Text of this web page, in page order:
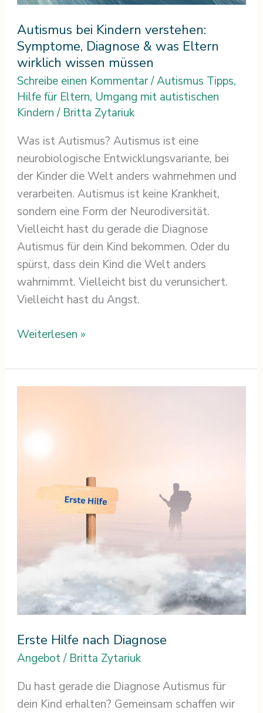
Autismus bei Kindern verstehen:
Symptome, Diagnose & was Eltern
wirklich wissen müssen
Schreibe einen Kommentar/Autismus Tipps,
Hilfe für Eltern, Umgang mit autistischen
Kindern/ Britta Zytariuk
Was ist Autismus? Autismus ist eine
neurobiologische Entwicklungsvariante, bei
der Kinder die Welt anders wahrnehmen und
verarbeiten. Autismus ist keine Krankheit,
sondern eine Form der Neurodiversität.
Vielleicht hast du gerade die Diagnose
Autismus für dein Kind bekommen. Oder du
spürst, dass dein Kind die Welt anders
wahrnimmt. Vielleicht bist du verunsichert.
Vielleicht hast du Angst.
Weiterlesen »
Erste Hilfe nach Diagnose
Angebot/ Britta Zytariuk
Du hast gerade die Diagnose Autismus für
dein Kind erhalten? Gemeinsam schaffen wir
nach